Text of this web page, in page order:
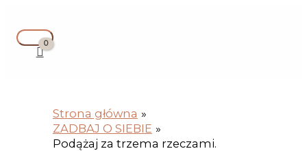
treści
menu
Strona główna
ZADBAJ O SIEBIE
Podążaj za trzema rzeczami.
z